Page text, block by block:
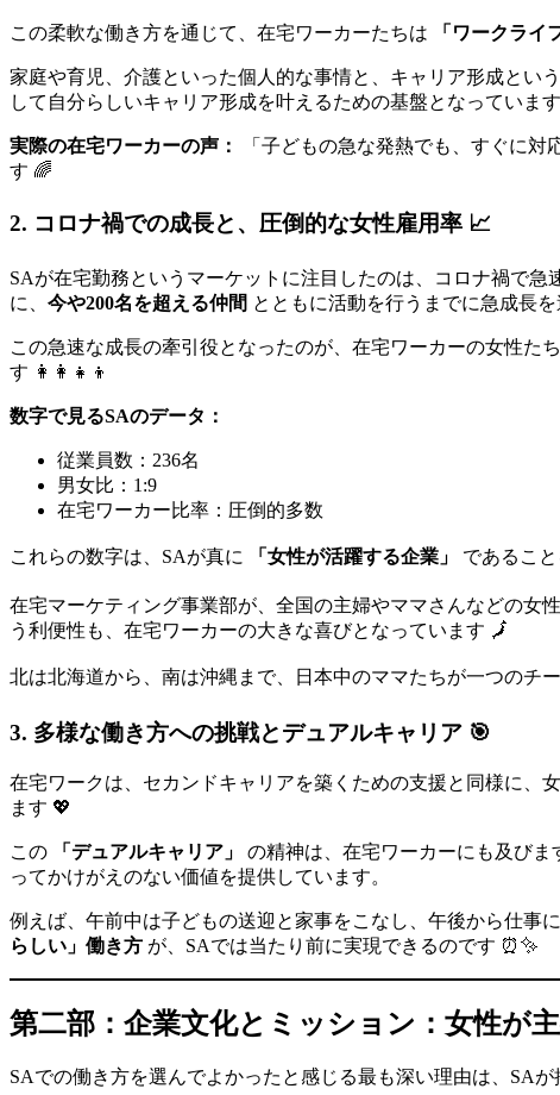
この柔軟な働き方を通じて、在宅ワーカーたちは 「ワークライ
家庭や育児、介護といった個人的な事情と、キャリア形成とい
して自分らしいキャリア形成を叶えるための基盤となっています
実際の在宅ワーカーの声：
「子どもの急な発熱でも、すぐに
す 🌈
2. コロナ禍での成長と、圧倒的な女性雇用率 📈
SAが在宅勤務というマーケットに注目したのは、コロナ禍で
に、 今や200名を超える仲間 とともに活動を行うまでに急成長
この急速な成長の牽引役となったのが、在宅ワーカーの女性た
す 👩‍👩‍👧‍👦
数字で見るSAのデータ：
従業員数：236名
男女比：1:9
在宅ワーカー比率：圧倒的多数
これらの数字は、SAが真に 「女性が活躍する企業」 であるこ
在宅マーケティング事業部が、全国の主婦やママさんなどの女
う利便性も、在宅ワーカーの大きな喜びとなっています 🗾
北は北海道から、南は沖縄まで、日本中のママたちが一つのチ
3. 多様な働き方への挑戦とデュアルキャリア 🎯
在宅ワークは、セカンドキャリアを築くための支援と同様に、
ます 💖
この 「デュアルキャリア」
の精神は、在宅ワーカーにも及び
ってかけがえのない価値を提供しています。
例えば、午前中は子どもの送迎と家事をこなし、午後から仕事
らしい」働き方 が、SAでは当たり前に実現できるのです ⏰✨
第二部：企業文化とミッション：女性が
SAでの働き方を選んでよかったと感じる最も深い理由は、SA